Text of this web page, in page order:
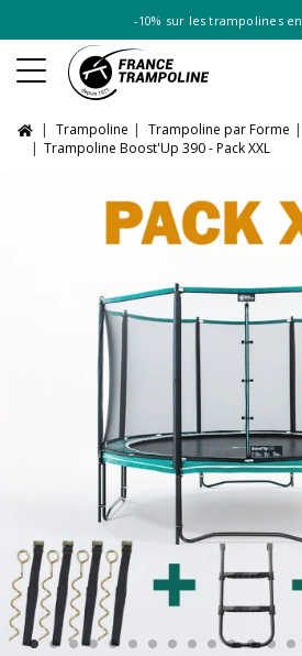
-10% sur les trampolines en
Trampoline Trampoline par Forme
Trampoline Boost'Up 390 - Pack XXL